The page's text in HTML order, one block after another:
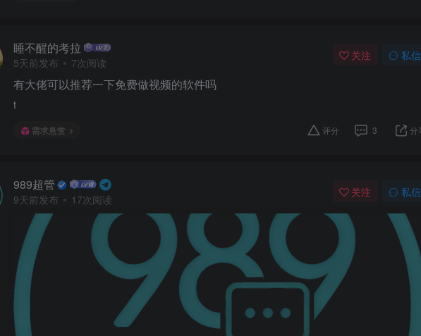
睡不醒的考拉
5天前发布 7次阅读
关注 私信
有大佬可以推荐一下免费做视频的软件吗
t
需求悬赏 评分 3 分
989超管
9天前发布 17次阅读
关注 私信